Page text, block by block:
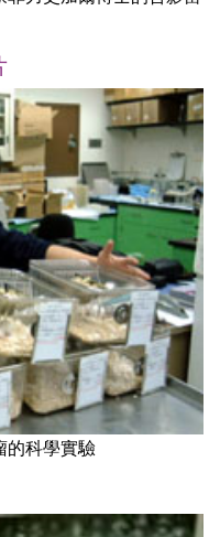
的科學實驗